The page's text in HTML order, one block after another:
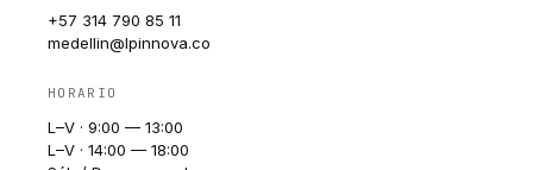
+57 314 790 85 11
medellin@lpinnova.co
HORARIO
L–V · 9:00 — 13:00
L–V · 14:00 — 18:00